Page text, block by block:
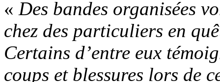
« Des bandes organisées
chez des particuliers en
Certains d’entre eux
coups et blessures lors de